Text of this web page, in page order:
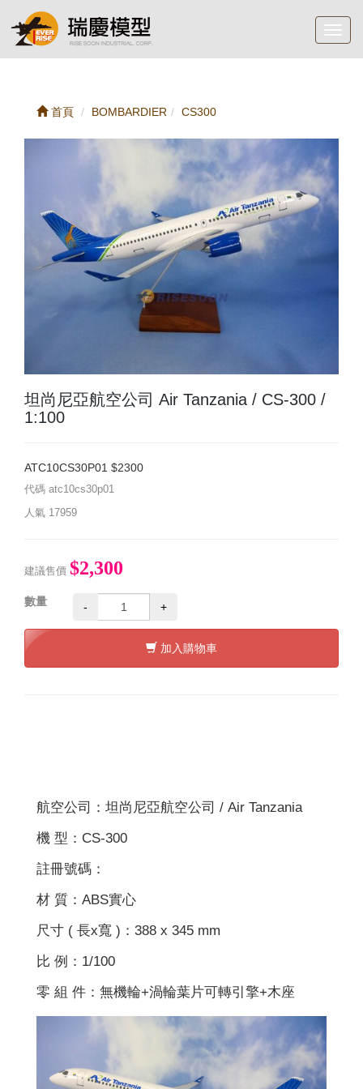
首頁 BOMBARDIER CS300
坦尚尼亞航空公司 Air Tanzania / CS-300 /
1:100
ATC10CS30P01 $2300
代碼 atc10cs30p01
人氣 17959
建議售價 $2,300
數量 - +
加入購物車
航空公司：坦尚尼亞航空公司 / Air Tanzania
機 型：CS-300
註冊號碼：
材 質：ABS實心
尺寸 ( 長x寬 )：388 x 345 mm
比 例：1/100
零 組 件：無機輪+渦輪葉片可轉引擎+木座